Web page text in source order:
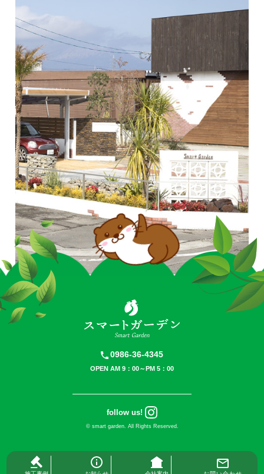
0986-36-4345
OPEN AM 9：00～PM 5：00
follow us!
© smart garden. All Rights Reserved.